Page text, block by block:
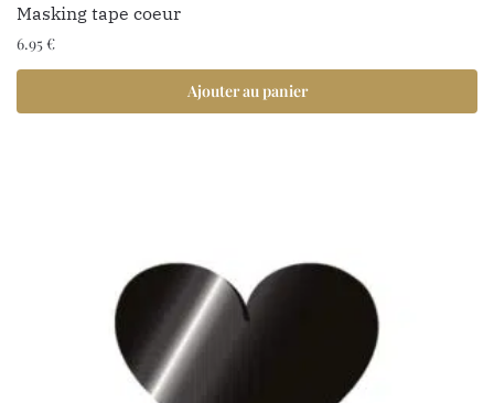
1 avis
Masking tape coeur
6.95€
Ajouter au panier